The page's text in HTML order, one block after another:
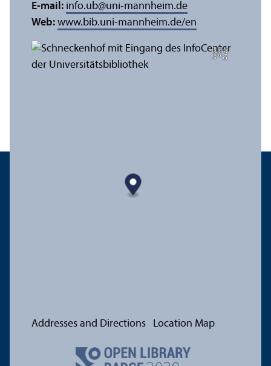
C
r
e
di
t:
A
n
n
a
L
o
g
u
e
E-mail: info.ub@uni-mannheim.de
Web: www.bib.uni-mannheim.de/en
Addresses and Directions Location Map